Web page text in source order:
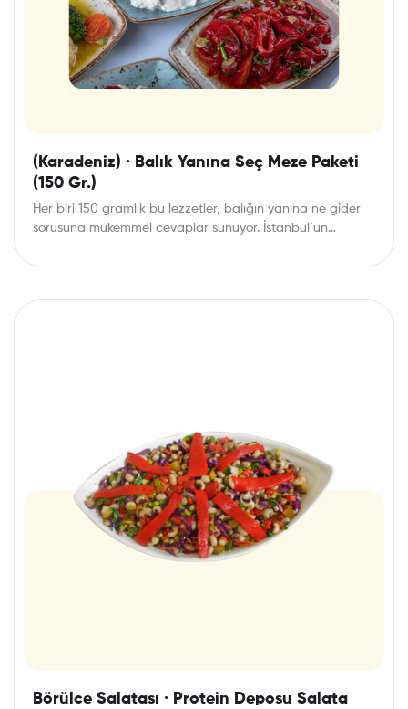
(Karadeniz) · Balık Yanına Seç Meze Paketi
(150 Gr.)
Her biri 150 gramlık bu lezzetler, balığın yanına ne gider
sorusuna mükemmel cevaplar sunuyor. İstanbul’un…
Börülce Salatası · Protein Deposu Salata